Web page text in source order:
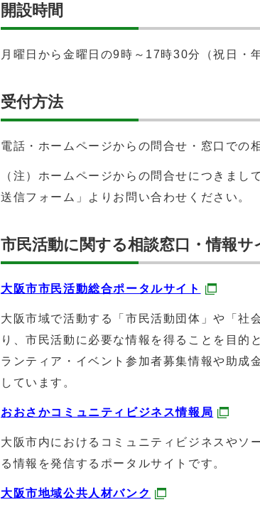
開設時間
月曜日から金曜日の9時～17時30分（祝日・
受付方法
電話・ホームページからの問合せ・窓口での
（注）ホームページからの問合せにつきまし
送信フォーム」よりお問い合わせください。
市民活動に関する相談窓口・情報サ
大阪市市民活動総合ポータルサイト
大阪市域で活動する「市民活動団体」や「社
り、市民活動に必要な情報を得ることを目的
ランティア・イベント参加者募集情報や助成
しています。
おおさかコミュニティビジネス情報局
大阪市内におけるコミュニティビジネスやソ
る情報を発信するポータルサイトです。
大阪市地域公共人材バンク